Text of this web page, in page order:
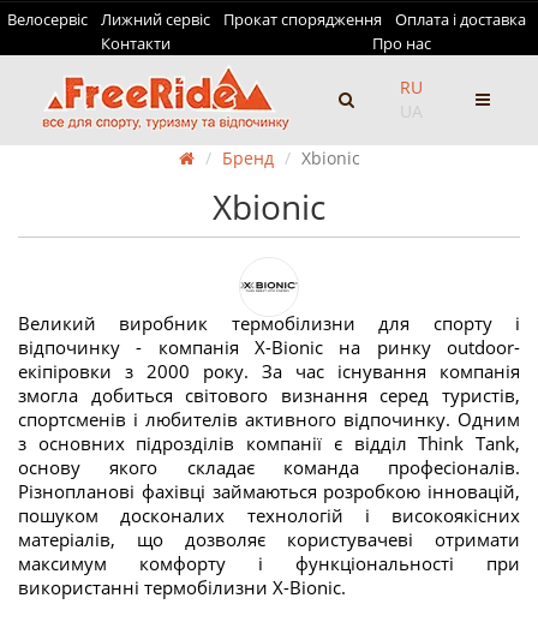
Велосервіс Лижний сервіс Прокат спорядження
Оплата і доставка
Контакти
Про нас
RU
UA
Бренд Xbionic
Xbionic
Великий виробник термобілизни для спорту і
відпочинку - компанія X-Bionic на ринку outdoor-
екіпіровки з 2000 року. За час існування компанія
змогла добиться світового визнання серед туристів,
спортсменів і любителів активного відпочинку. Одним
з основних підрозділів компанії є відділ Think Tank,
основу якого складає команда професіоналів.
Різнопланові фахівці займаються розробкою інновацій,
пошуком досконалих технологій і високоякісних
матеріалів, що дозволяє користувачеві отримати
максимум комфорту і функціональності при
використанні термобілизни X-Bionic.